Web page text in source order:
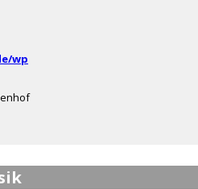
wp